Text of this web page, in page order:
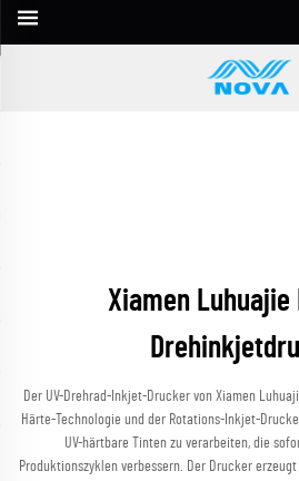
Xiamen
Der UV-Drehrad-Inkjet-Drucker von Xiamen
Härte-Technologie und der Rotations-Inkjet-
UV-härtbare Tinten zu verarbeiten, die
Produktionszyklen verbessern. Der Drucker